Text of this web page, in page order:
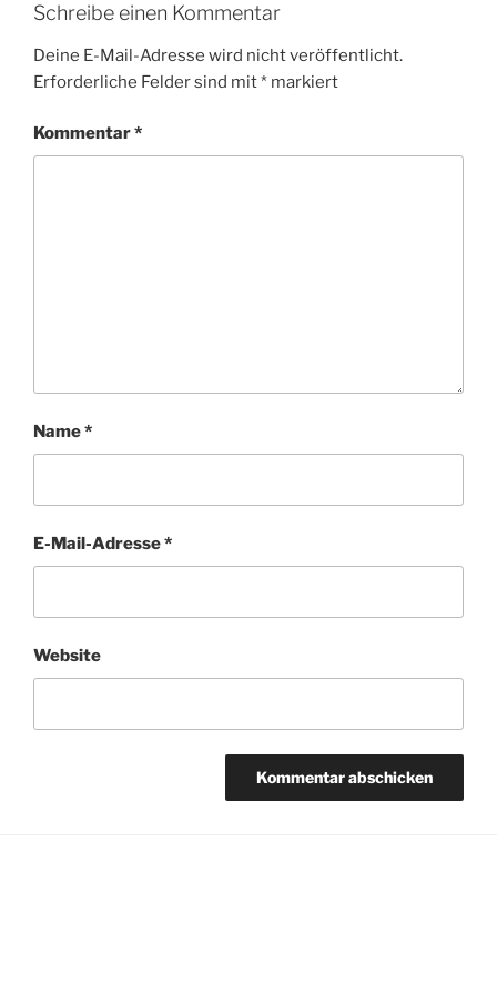
Schreibe einen Kommentar
Deine E-Mail-Adresse wird nicht veröffentlicht.
Erforderliche Felder sind mit* markiert
Kommentar*
Name*
E-Mail-Adresse*
Website